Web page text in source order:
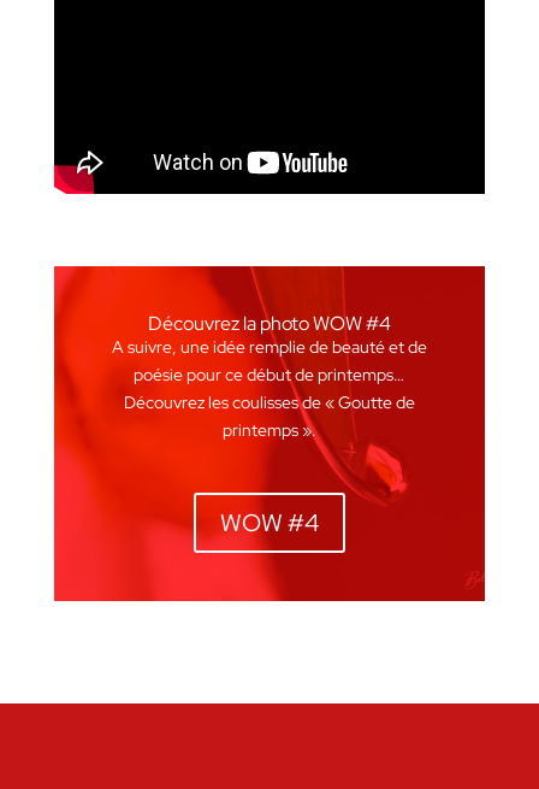
Découvrez la photo WOW #4
A suivre, une idée remplie de beauté et de
poésie pour ce début de printemps…
Découvrez les coulisses de « Goutte de
printemps ».
WOW #4